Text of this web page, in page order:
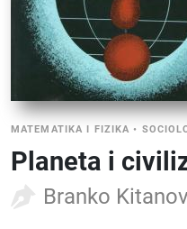
MATEMATIKA I FIZIKA •
Planeta i
Branko